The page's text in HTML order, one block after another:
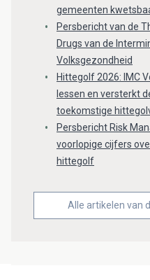
gemeenten
Persbericht van de
Drugs van de
Volksgezondheid
Hittegolf 2026: IMC
lessen en versterkt
toekomstige
Persbericht Risk
voorlopige cijfers
hittegolf
Alle artikelen van